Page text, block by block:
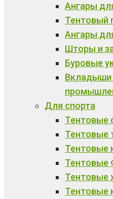
Ангары
Тентовый
Ангары
Шторы и
Буровые
Вкладыши
Для спорта
Тентовые
Тентовые
Тентовые
Тентовые
Тентовые
Тентовые